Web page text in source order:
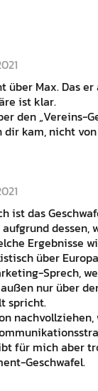
über Max. Das
ist klar.
den „Vereins-
dir kam, nicht
ist das
dessen,
Ergebnisse
über
Sprech,
nur über
spricht.
nachvollziehen,
für mich aber
Geschwafel.